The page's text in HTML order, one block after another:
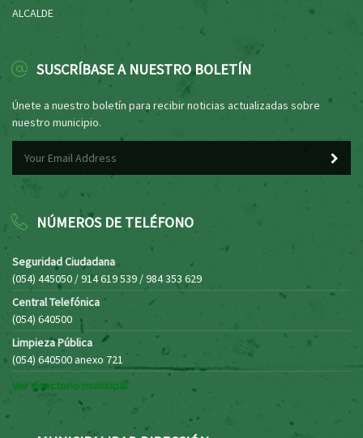
ALCALDE
SUSCRÍBASE A NUESTRO BOLETÍN
Únete a nuestro boletín para recibir noticias actualizadas sobre
nuestro municipio.
NÚMEROS DE TELÉFONO
Seguridad Ciudadana
(054) 445050 / 914 619 539 / 984 353 629
Central Telefónica
(054) 640500
Limpieza Pública
(054) 640500 anexo 721
Ver directorio municipal